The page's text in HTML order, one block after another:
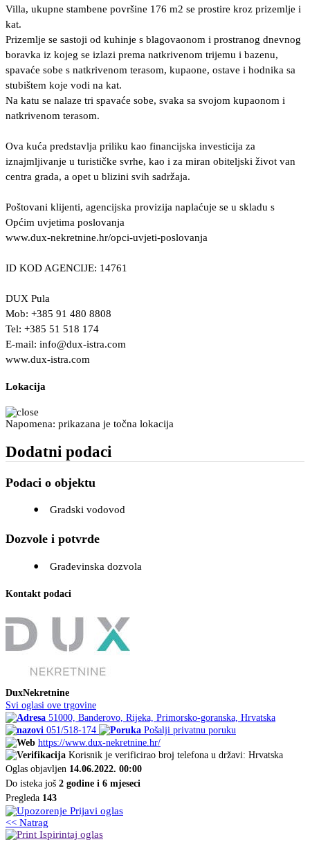
Villa, ukupne stambene površine 176 m2 se prostire kroz prizemlje i
kat.
Prizemlje se sastoji od kuhinje s blagovaonom i prostranog dnevnog
boravka iz kojeg se izlazi prema natkrivenom trijemu i bazenu,
spavaće sobe s natkrivenom terasom, kupaone, ostave i hodnika sa
stubištem koje vodi na kat.
Na katu se nalaze tri spavaće sobe, svaka sa svojom kupaonom i
natkrivenom terasom.
Ova kuća predstavlja priliku kao financijska investicija za
iznajmljivanje u turističke svrhe, kao i za miran obiteljski život van
centra grada, a opet u blizini svih sadržaja.
Poštovani klijenti, agencijska provizija naplaćuje se u skladu s
Općim uvjetima poslovanja
www.dux-nekretnine.hr/opci-uvjeti-poslovanja
ID KOD AGENCIJE: 14761
DUX Pula
Mob: +385 91 480 8808
Tel: +385 51 518 174
E-mail: info@dux-istra.com
www.dux-istra.com
Lokacija
Napomena: prikazana je točna lokacija
Dodatni podaci
Podaci o objektu
Gradski vodovod
Dozvole i potvrde
Građevinska dozvola
Kontakt podaci
DuxNekretnine
Svi oglasi ove trgovine
51000, Banderovo, Rijeka, Primorsko-goranska, Hrvatska
051/518-174
Pošalji privatnu poruku
https://www.dux-nekretnine.hr/
Korisnik je verificirao broj telefona u državi: Hrvatska
Oglas objavljen 14.06.2022. 00:00
Do isteka još 2 godine i 6 mjeseci
Pregleda 143
Prijavi oglas
<< Natrag
Ispirintaj oglas